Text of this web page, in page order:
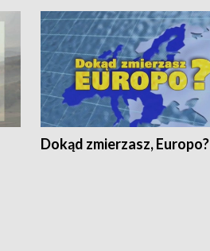
Dokąd zmierzasz, Europo?